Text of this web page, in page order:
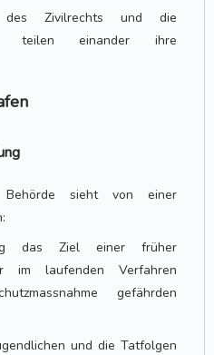
Zivilrechts und die
teilen einander ihre
sieht von einer
das Ziel einer früher
im laufenden Verfahren
gefährden
und die Tatfolgen